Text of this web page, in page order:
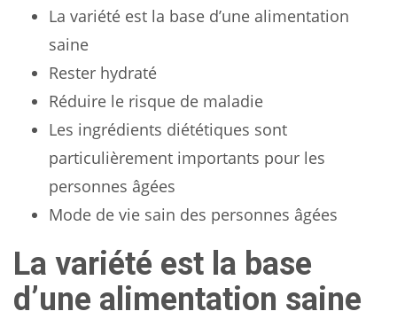
La variété est la base d’une alimentation
saine
Rester hydraté
Réduire le risque de maladie
Les ingrédients diététiques sont
particulièrement importants pour les
personnes âgées
Mode de vie sain des personnes âgées
La variété est la base
d’une alimentation saine